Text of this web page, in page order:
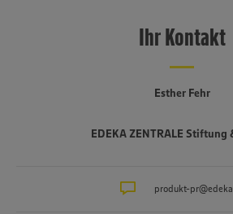
Ihr Kontakt
Esther Fehr
EDEKA ZENTRALE Stiftung
produkt-